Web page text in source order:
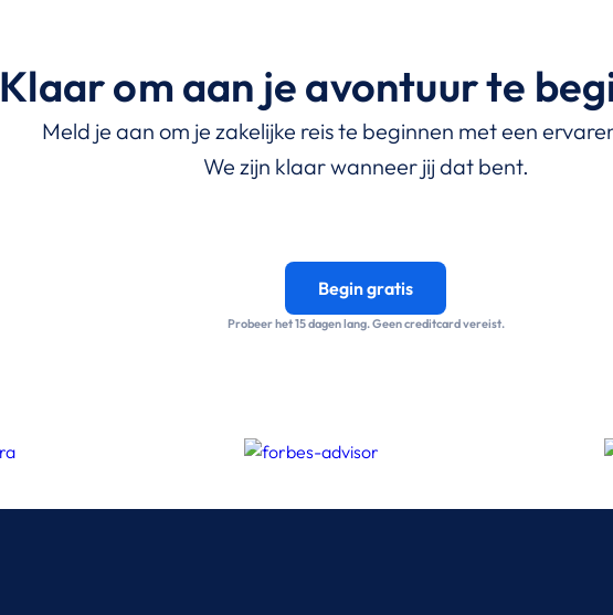
Klaar om aan je avontuur te
Meld je aan om je zakelijke reis te beginnen met een
We zijn klaar wanneer jij dat bent.
Begin gratis
Probeer het 15 dagen lang. Geen creditcard vereist.